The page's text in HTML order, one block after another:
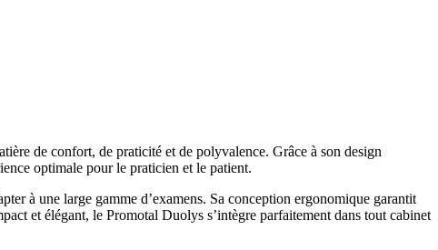
de confort, de praticité et de polyvalence. Grâce à son design
optimale pour le praticien et le patient.
à une large gamme d’examens. Sa conception ergonomique garantit
et élégant, le Promotal Duolys s’intègre parfaitement dans tout cabinet